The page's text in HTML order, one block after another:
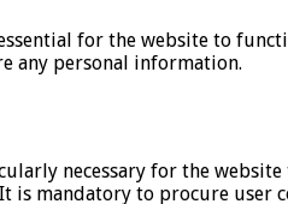
for the website to
any personal information.
necessary for the
is mandatory to procure